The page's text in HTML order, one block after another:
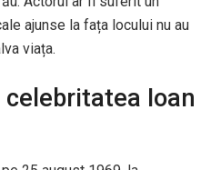
ajunse la fața locului nu au
viața.
Ioan